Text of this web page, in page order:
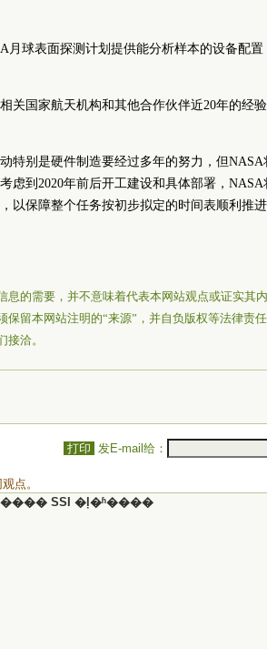
月球表面探测计划提供能分析样本的设备配置
关国家航天机构和其他合作伙伴近20年的经
特别是硬件制造要经过多年的努力，但
虑到2020年前后开工建设和具体部署，
以保障整个任务按初步拟定的时间表顺利推进
息的需要，并不意味着代表本网站观点或证实其
留本网站注明的“来源”，并自负版权等法律责
洽。
打印 发E-mail给：
点。
���� SSI �ļ�ʱ����